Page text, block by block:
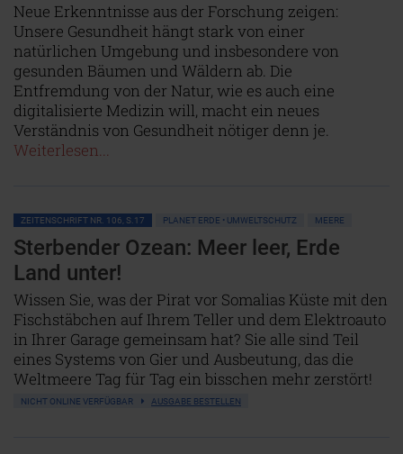
Neue Erkenntnisse aus der Forschung zeigen:
Unsere Gesundheit hängt stark von einer
natürlichen Umgebung und insbesondere von
gesunden Bäumen und Wäldern ab. Die
Entfremdung von der Natur, wie es auch eine
digitalisierte Medizin will, macht ein neues
Verständnis von Gesundheit nötiger denn je.
Weiterlesen...
ZEITENSCHRIFT NR. 106, S.17 PLANET ERDE • UMWELTSCHUTZ MEERE
Sterbender Ozean: Meer leer, Erde
Land unter!
Wissen Sie, was der Pirat vor Somalias Küste mit den
Fischstäbchen auf Ihrem Teller und dem Elektroauto
in Ihrer Garage gemeinsam hat? Sie alle sind Teil
eines Systems von Gier und Ausbeutung, das die
Weltmeere Tag für Tag ein bisschen mehr zerstört!
NICHT ONLINE VERFÜGBAR AUSGABE BESTELLEN